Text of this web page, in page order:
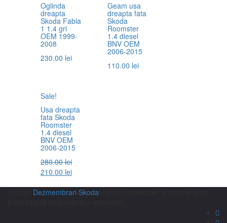
Oglinda
dreapta
Skoda Fabia
1 1.4 gri
OEM 1999-
2008
230.00 lei
Geam usa
dreapta fata
Skoda
Roomster
1.4 diesel
BNV OEM
2006-2015
110.00 lei
Sale!
Usa dreapta
fata Skoda
Roomster
1.4 diesel
BNV OEM
2006-2015
280.00lei
210.00 lei
Dezmembrari Skoda